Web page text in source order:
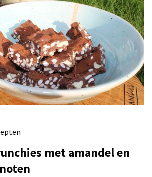
met amandel en